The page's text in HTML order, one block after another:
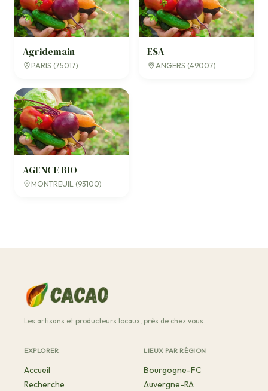
Agridemain
PARIS (75017)
ESA
ANGERS (49007)
AGENCE BIO
MONTREUIL (93100)
Les artisans et producteurs locaux, près de chez vous.
EXPLORER
Accueil
Recherche
LIEUX PAR RÉGION
Bourgogne-FC
Auvergne-RA